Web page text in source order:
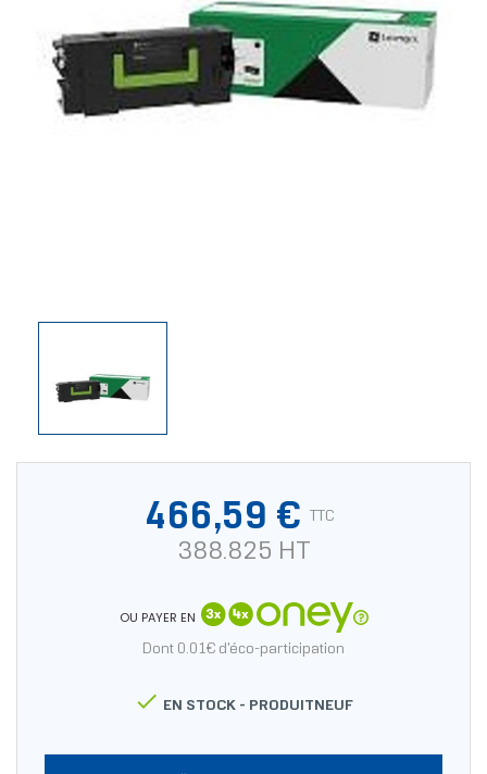
466,59 € TTC
388.825 HT
OU PAYER EN
Dont 0.01€ d'éco-participation
 EN STOCK - PRODUITNEUF